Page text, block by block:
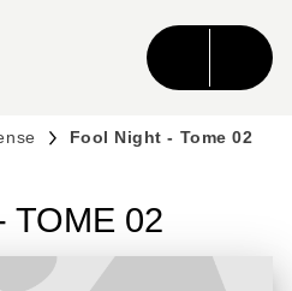
CONTENU
Fool Night - Tome 02
TOME 02